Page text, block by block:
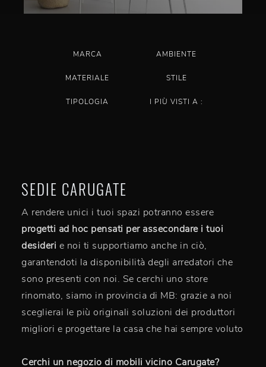
MARCA AMBIENTE
MATERIALE STILE
TIPOLOGIA I PIÙ VISTI A :
SEDIE CARUGATE
A rendere unici i tuoi spazi potranno essere
progetti ad hoc pensati per assecondare i tuoi
desideri e noi ti supportiamo anche in ciò,
garantendoti la disponibilità degli arredatori che
sono presenti con noi. Se cerchi uno store
rinomato, siamo in provincia di MB: grazie a noi
sceglierai le più originali soluzioni dei produttori
migliori e progettare la casa che hai sempre voluto
Cerchi un negozio di mobili vicino Carugate?